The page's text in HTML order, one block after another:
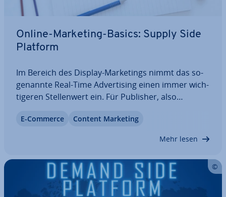
Online-Marketing-Basics: Supply Side
Platform
Im Bereich des Display-Mar­ke­tings nimmt das so­
ge­nann­te Real-Time Ad­ver­ti­sing einen immer wich­
ti­ge­ren Stel­len­wert ein. Für Publisher, also
verkaufen wollen, ergibt sich hier die Chance, Wer­
E-Commerce Content Marketing
Mehr lesen